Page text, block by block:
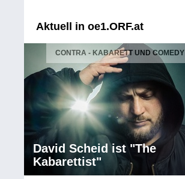
Titel:
Ausführende:
Ausführende:
Ausführende:
Ausführende:
Leitung:
Länge: 03:03
Label: Manus
Aktuell in oe1.ORF.at
CONTRA - KABARETT UND COMEDY
David Scheid ist "The
Kabarettist"